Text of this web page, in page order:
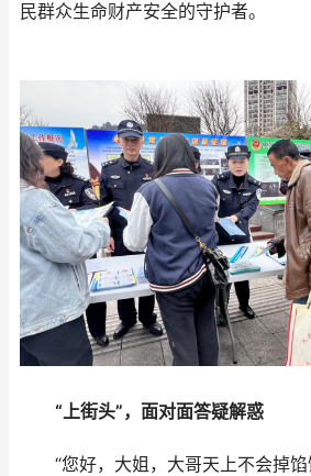
民群众生命财产安全的守护者。
“上街头”，面对面答疑解惑
“您好，大姐，大哥天上不会掉馅